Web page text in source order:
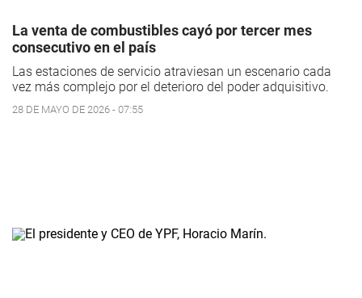
La venta de combustibles cayó por tercer mes
consecutivo en el país
Las estaciones de servicio atraviesan un escenario cada
vez más complejo por el deterioro del poder adquisitivo.
28 DE MAYO DE 2026 - 07:55